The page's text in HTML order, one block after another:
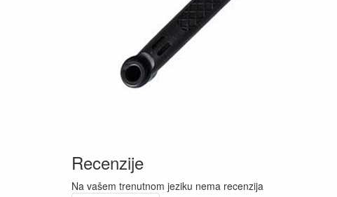
Recenzije
Na vašem trenutnom jeziku nema recenzija